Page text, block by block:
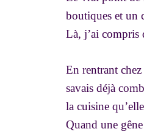
boutiques et un
Là, j’ai compris
En rentrant
savais déjà
la cuisine
Quand une